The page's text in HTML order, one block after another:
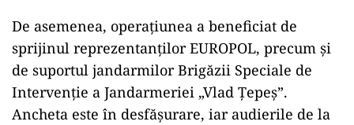
De asemenea, operațiunea a beneficiat de
sprijinul reprezentanților EUROPOL, precum și
de suportul jandarmilor Brigăzii Speciale de
Intervenție a Jandarmeriei „Vlad Țepeș”.
Ancheta este în desfășurare, iar audierile de la